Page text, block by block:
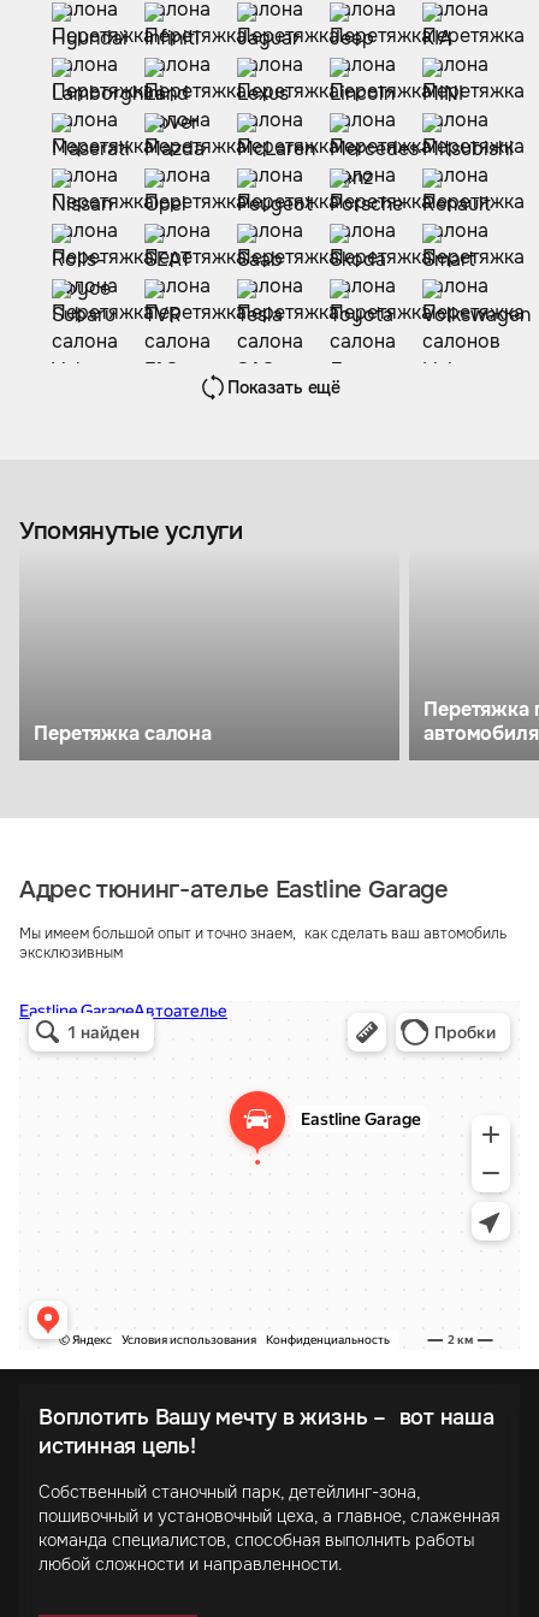
Показать ещё
Упомянутые услуги
Перетяжка салона
Перетяжка
автомобиля
Адрес тюнинг-ателье Eastline Garage
Мы имеем большой опыт и точно знаем, как сделать ваш автомобиль
эксклюзивным
Воплотить Вашу мечту в жизнь – вот наша
истинная цель!
Собственный станочный парк, детейлинг-зона,
пошивочный и установочный цеха, а главное, слаженная
команда специалистов, способная выполнить работы
любой сложности и направленности.